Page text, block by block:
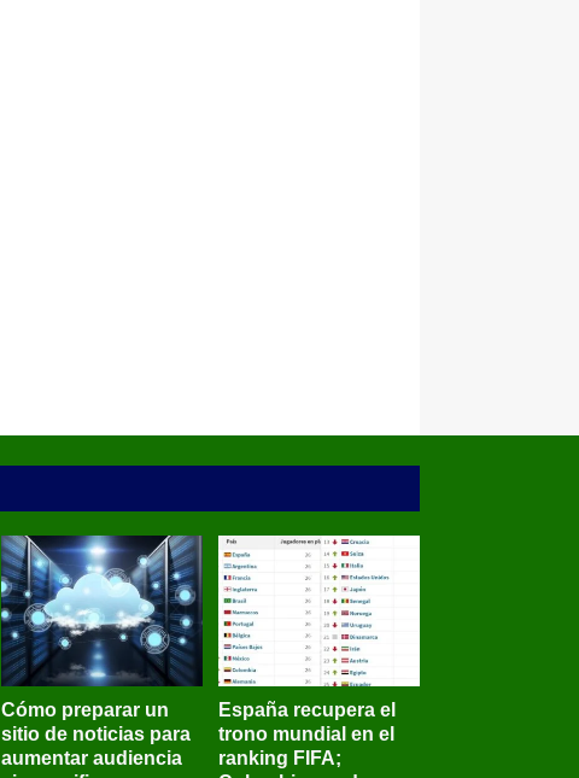
Cómo preparar un
sitio de noticias para
aumentar audiencia
España recupera el
trono mundial en el
ranking FIFA;